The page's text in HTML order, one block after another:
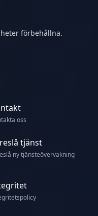
förbehållna.
oss
tjänst
ny tjänsteövervakning